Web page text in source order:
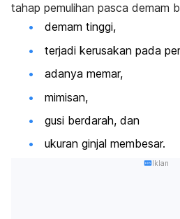
tahap pemulihan pasca demam
demam tinggi,
terjadi kerusakan pada
adanya memar,
mimisan,
gusi berdarah, dan
ukuran ginjal membesar.
Iklan